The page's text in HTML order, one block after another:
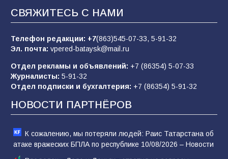
В библиотеке имени М.Ю. Лермонтова
состоялось литературно-творческое
сказку, рисуем в красках»
65 07.08.2026
СВЯЖИТЕСЬ С НАМИ
Телефон редакции: +7(863)545-07-33, 5-91-32
Эл. почта: vpered-bataysk@mail.ru
Отдел рекламы и объявлений: +7 (86354) 5-07-33
Журналисты: 5-91-32
Отдел подписки и бухгалтерия: +7 (86354) 5-91-32
НОВОСТИ ПАРТНЁРОВ
К сожалению, мы потеряли людей: Раис Татарстана об
атаке вражеских БПЛА по республике 10/08/2026 – Новости